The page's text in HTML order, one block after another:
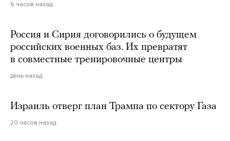
6 часов назад
Россия и Сирия договорились о будущем
российских военных баз. Их превратят
в совместные тренировочные центры
день назад
Израиль отверг план Трампа по сектору Газа
20 часов назад